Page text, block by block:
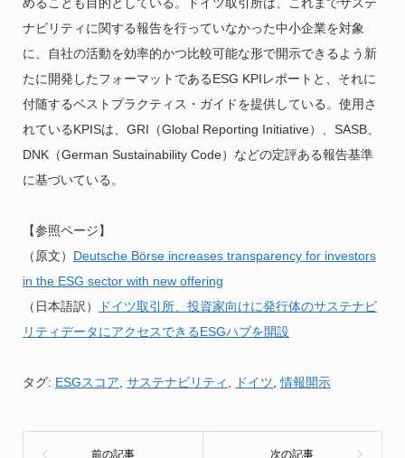
ナビリティに関する報告を行っていなかった中小企業を対象
に、自社の活動を効率的かつ比較可能な形で開示できるよう新
たに開発したフォーマットであるESG KPIレポートと、それに
付随するベストプラクティス・ガイドを提供している。使用さ
れているKPISは、GRI（Global Reporting Initiative）、SASB、
DNK（German Sustainability Code）などの定評ある報告基準
に基づいている。
【参照ページ】
（原文） Deutsche Börse increases transparency for investors
in the ESG sector with new offering
（日本語訳）
ドイツ取引所、投資家向けに発行体のサステナビ
リティデータにアクセスできるESGハブを開設
タグ: ESGスコア サステナビリティ ドイツ ,情報開示